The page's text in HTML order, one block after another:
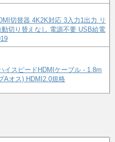
切替器 4K2K対応 3入力1出力 リ
切り替えなし 電源不要 USB給電
イスピードHDMIケーブル - 1.8m
Aオス) HDMI2.0規格